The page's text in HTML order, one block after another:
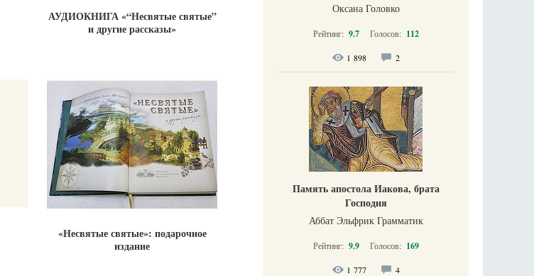
АУДИОКНИГА «“Несвятые святые”
и другие рассказы»
«Несвятые святые»: подарочное
издание
Оксана Головко
Рейтинг: 9.7 Голосов: 112
1 898 2
Память апостола Иакова, брата
Господня
Аббат Эльфрик Грамматик
Рейтинг: 9.9 Голосов: 169
1 777 4